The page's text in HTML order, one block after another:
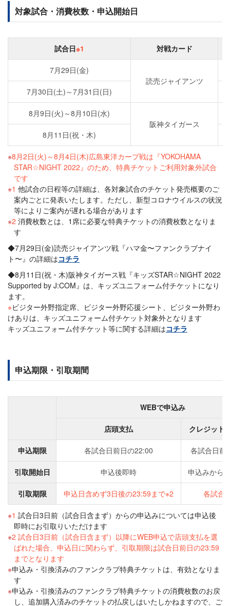
対象試合・消費枚数・申込開始日
試合日※1 対戦カード
7月29日(金)
読売ジャイアンツ
7月30日(土)～7月31日(日)
8月9日(火)～8月10日(水)
阪神タイガース
8月11日(祝・木)
8月2日(火)～8月4日(木)広島東洋カープ戦は『YOKOHAMA
STAR☆NIGHT 2022』のため、特典チケットご利用対象外試合
です
1 他試合の日程等の詳細は、各対象試合のチケット発売概要のご
案内ごとに発表いたします。ただし、新型コロナウイルスの状況
等によりご案内が遅れる場合があります
2 消費枚数とは、1席に必要な特典チケットの消費枚数となりま
す
◆7月29日(金)読売ジャイアンツ戦『ハマ金〜ファンクラブナイ
ト〜』の詳細はコチラ
◆8月11日(祝・木)阪神タイガース戦『キッズSTAR☆NIGHT 2022
Supported by J:COM』は、キッズユニフォーム付チケットになり
ます。
※ビジター外野指定席、ビジター外野応援シート、ビジター外野わ
けありは、キッズユニフォーム付チケット対象外となります
キッズユニフォーム付チケット等に関する詳細はコチラ
申込期限・引取期間
WEBで申込み
店頭支払 クレジット
申込期限 各試合日前日の22:00 各試合日前
引取開始日 申込後即時 申込みから
引取期限 申込日含めず3日後の23:59まで※2 各試合
1 試合日3日前（試合日含まず）からの申込みについては申込後
即時にお引取りいただけます
2 試合日3日前（試合日含まず）以降にWEB申込で店頭支払を選
ばれた場合、申込日に関わらず、引取期限は試合日前日の23:59
までとなります
申込み・引換済みのファンクラブ特典チケットは、有効となりま
す
申込み・引換済みのファンクラブ特典チケットの消費枚数のお戻
し、追加購入済みのチケットの払戻しはいたしかねますので、ご